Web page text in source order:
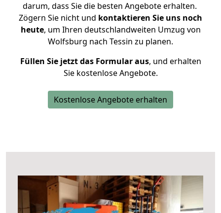
darum, dass Sie die besten Angebote erhalten.
Zögern Sie nicht und kontaktieren Sie uns noch
heute, um Ihren deutschlandweiten Umzug von
Wolfsburg nach Tessin zu planen.
Füllen Sie jetzt das Formular aus, und erhalten
Sie kostenlose Angebote.
Kostenlose Angebote erhalten